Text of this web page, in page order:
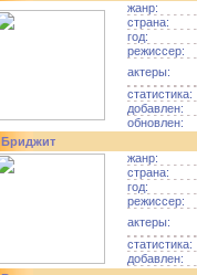
жанр:
страна:
год:
режиссер:
актеры:
статистика:
добавлен:
обновлен:
Бриджит
жанр:
страна:
год:
режиссер:
актеры:
статистика:
добавлен: